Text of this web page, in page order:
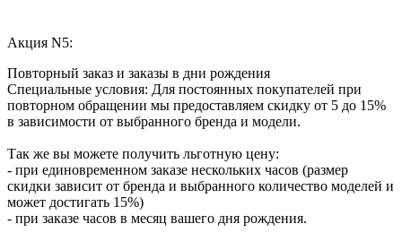
Акция N5:
Повторный заказ и заказы в дни рождения
Специальные условия: Для постоянных покупателей при
повторном обращении мы предоставляем скидку от 5 до 15%
в зависимости от выбранного бренда и модели.
Так же вы можете получить льготную цену:
- при единовременном заказе нескольких часов (размер
скидки зависит от бренда и выбранного количество моделей и
может достигать 15%)
- при заказе часов в месяц вашего дня рождения.